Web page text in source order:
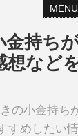
持ち
想など
の小金持ち
すめしたい